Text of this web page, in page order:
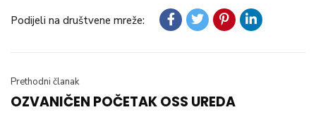
Podijeli na društvene mreže:
Prethodni članak
OZVANIČEN POČETAK OSS UREDA